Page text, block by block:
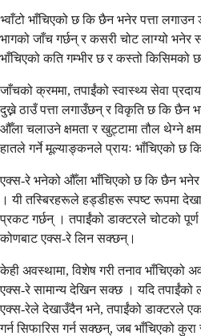
भ्वाँटो भाँचिएको छ कि छैन भनेर पत्ता
भागको जाँच गर्छन् र कसरी चोट लाग्यो भनेर
भाँचिएको कति गम्भीर छ र कस्तो किसिमको छ
जाँचको क्रममा, तपाईंको स्वास्थ्य सेवा
दुख्ने ठाउँ पत्ता लगाउँछन् र विकृति छ कि छैन
औँला चलाउने क्षमता र खुट्टामा तौल थेग्ने
हातले गर्ने मूल्याङ्कनले प्रायः भाँचिएको छ
एक्स-रे भनेको औँला भाँचिएको छ कि छैन भनेर
। यी तस्बिरहरूले हड्डीहरू स्पष्ट रूपमा
प्रकट गर्छन् । तपाईंको डाक्टरले चोटको पूर्ण
कोणबाट एक्स-रे लिन सक्छन्।
केही अवस्थामा, विशेष गरी तनाव भाँचिएको
एक्स-रे सामान्य देखिन सक्छ । यदि तपाईंको
एक्स-रेले देखाउँदैन भने, तपाईंको डाक्टरले
गर्न सिफारिस गर्न सक्छन्, जब भाँचिएको कुरा